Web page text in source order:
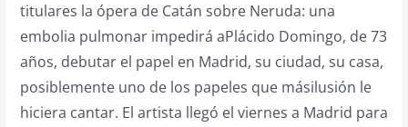
titulares la ópera de Catán sobre Neruda: una
embolia pulmonar impedirá aPlácido Domingo, de 73
años, debutar el papel en Madrid, su ciudad, su casa,
posiblemente uno de los papeles que másilusión le
hiciera cantar. El artista llegó el viernes a Madrid para